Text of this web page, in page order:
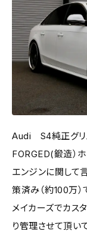
Audi S4純正グリ
FORGED(鍛造）
エンジンに関して
策済み（約100万）
メイカーズでカス
り管理させて頂い